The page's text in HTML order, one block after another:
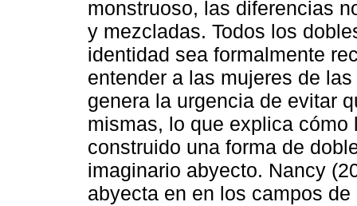
monstruoso, las diferencias
y mezcladas. Todos los
identidad sea formalmente
entender a las mujeres de
genera la urgencia de evitar
mismas, lo que explica
construido una forma de
imaginario abyecto. Nancy
abyecta en en los campos